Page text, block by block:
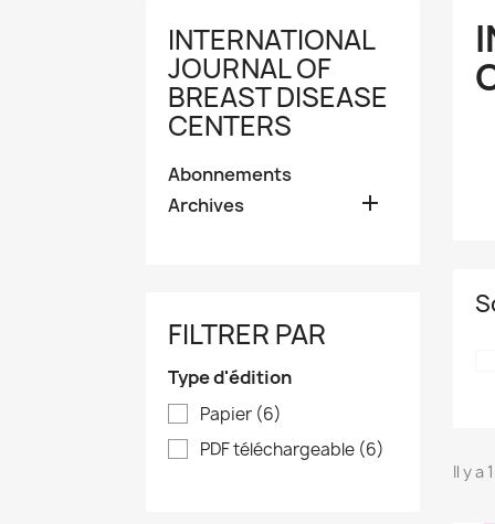
INTERNATIONAL
JOURNAL OF
BREAST DISEASE
CENTERS
Abonnements
Archives

FILTRER PAR
Type d'édition
Papier (6)
PDF téléchargeable (6)
Il y a